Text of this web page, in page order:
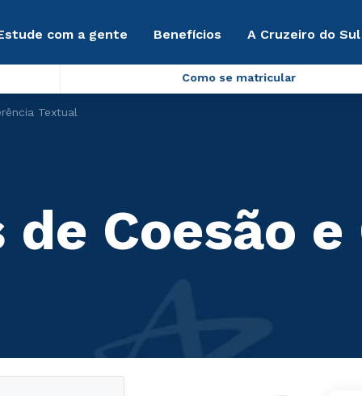
com a gente Benefícios A Cruzeiro do
Como se matricular
Textual
Coesão